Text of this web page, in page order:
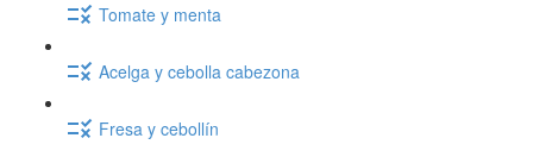
Tomate y menta
Acelga y cebolla cabezona
Fresa y cebollín